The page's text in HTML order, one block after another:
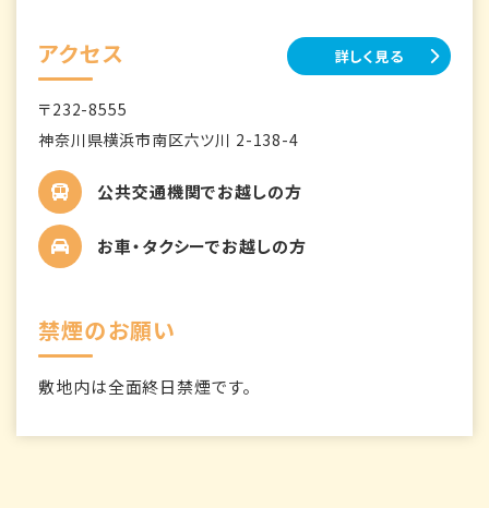
アクセス 詳しく見る
〒232-8555
神奈川県横浜市南区六ツ川 2-138-4
公共交通機関でお越しの方
お車・タクシーでお越しの方
禁煙のお願い
敷地内は全面終日禁煙です。